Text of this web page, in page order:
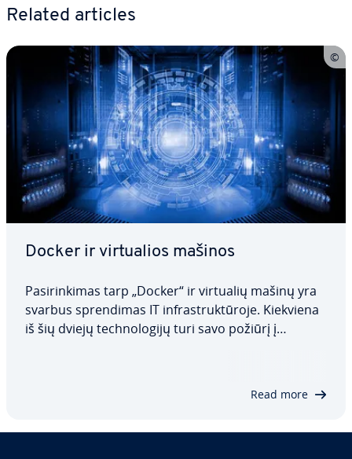
Related articles
Docker ir vir­tu­a­lios mašinos
Pa­si­rin­ki­mas tarp „Docker“ ir virtualių mašinų yra
svarbus spren­di­mas IT inf­rastruk­tū­ro­je. Kiekviena
iš šių dviejų tech­no­lo­gi­jų turi savo požiūrį į
Read more